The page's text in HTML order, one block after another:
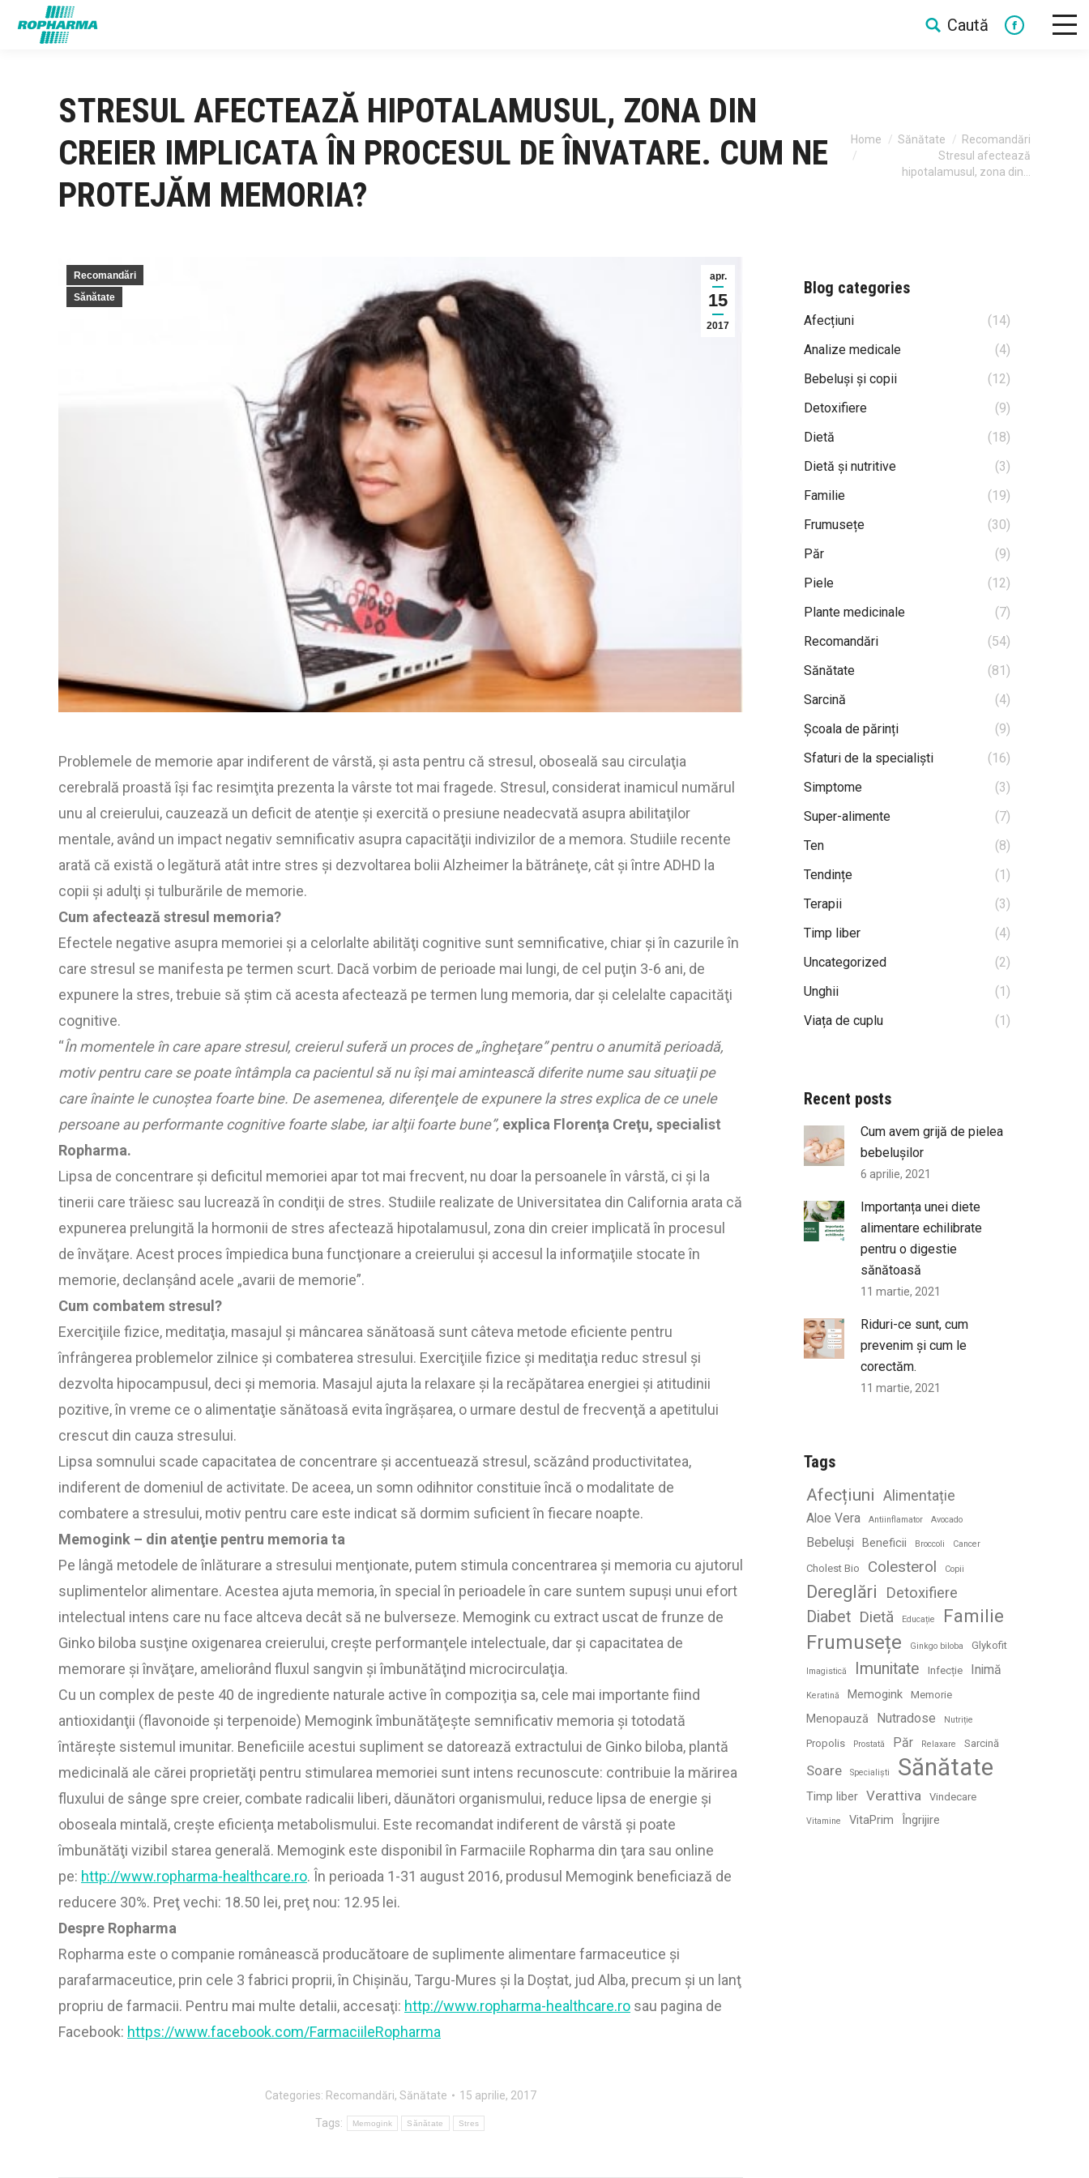
Search:
Caută Facebook
STRESUL AFECTEAZĂ HIPOTALAMUSUL, ZONA DIN
CREIER IMPLICATA ÎN PROCESUL DE ÎNVATARE. CUM NE
PROTEJĂM MEMORIA?
You are here:
Home Sănătate
Recomandări
Stresul afectează
hipotalamusul, zona din…
apr.
15
2017
Recomandări
Sănătate
Problemele de memorie apar indiferent de vârstă, şi asta pentru că stresul, oboseală sau circulaţia
cerebrală proastă îşi fac resimţita prezenta la vârste tot mai fragede. Stresul, considerat inamicul numărul
unu al creierului, cauzează un deficit de atenţie şi exercită o presiune neadecvată asupra abilitaţilor
mentale, având un impact negativ semnificativ asupra capacităţii indivizilor de a memora. Studiile recente
arată că există o legătură atât intre stres şi dezvoltarea bolii Alzheimer la bătrâneţe, cât şi între ADHD la
copii şi adulţi şi tulburările de memorie.
Cum afectează stresul memoria?
Efectele negative asupra memoriei şi a celorlalte abilităţi cognitive sunt semnificative, chiar şi în cazurile în
care stresul se manifesta pe termen scurt. Dacă vorbim de perioade mai lungi, de cel puţin 3-6 ani, de
expunere la stres, trebuie să ştim că acesta afectează pe termen lung memoria, dar şi celelalte capacităţi
cognitive.
“În momentele în care apare stresul, creierul suferă un proces de „îngheţare” pentru o anumită perioadă,
motiv pentru care se poate întâmpla ca pacientul să nu îşi mai amintească diferite nume sau situaţii pe
care înainte le cunoştea foarte bine. De asemenea, diferenţele de expunere la stres explica de ce unele
persoane au performante cognitive foarte slabe, iar alţii foarte bune”, explica Florenţa Creţu, specialist
Ropharma.
Lipsa de concentrare şi deficitul memoriei apar tot mai frecvent, nu doar la persoanele în vârstă, ci şi la
tinerii care trăiesc sau lucrează în condiţii de stres. Studiile realizate de Universitatea din California arata că
expunerea prelungită la hormonii de stres afectează hipotalamusul, zona din creier implicată în procesul
de învăţare. Acest proces împiedica buna funcţionare a creierului şi accesul la informaţiile stocate în
memorie, declanşând acele „avarii de memorie”.
Cum combatem stresul?
Exerciţiile fizice, meditaţia, masajul şi mâncarea sănătoasă sunt câteva metode eficiente pentru
înfrângerea problemelor zilnice şi combaterea stresului. Exerciţiile fizice şi meditaţia reduc stresul şi
dezvolta hipocampusul, deci şi memoria. Masajul ajuta la relaxare şi la recăpătarea energiei şi atitudinii
pozitive, în vreme ce o alimentaţie sănătoasă evita îngrăşarea, o urmare destul de frecvenţă a apetitului
crescut din cauza stresului.
Lipsa somnului scade capacitatea de concentrare şi accentuează stresul, scăzând productivitatea,
indiferent de domeniul de activitate. De aceea, un somn odihnitor constituie încă o modalitate de
combatere a stresului, motiv pentru care este indicat să dormim suficient în fiecare noapte.
Memogink – din atenţie pentru memoria ta
Pe lângă metodele de înlăturare a stresului menţionate, putem stimula concentrarea şi memoria cu ajutorul
suplimentelor alimentare. Acestea ajuta memoria, în special în perioadele în care suntem supuşi unui efort
intelectual intens care nu face altceva decât să ne bulverseze. Memogink cu extract uscat de frunze de
Ginko biloba susţine oxigenarea creierului, creşte performanţele intelectuale, dar şi capacitatea de
memorare şi învăţare, ameliorând fluxul sangvin şi îmbunătăţind microcirculaţia.
Cu un complex de peste 40 de ingrediente naturale active în compoziţia sa, cele mai importante fiind
antioxidanţii (flavonoide şi terpenoide) Memogink îmbunătăţeşte semnificativ memoria şi totodată
întăreşte sistemul imunitar. Beneficiile acestui supliment se datorează extractului de Ginko biloba, plantă
medicinală ale cărei proprietăţi pentru stimularea memoriei sunt intens recunoscute: contribuie la mărirea
fluxului de sânge spre creier, combate radicalii liberi, dăunători organismului, reduce lipsa de energie şi
oboseala mintală, creşte eficienţa metabolismului. Este recomandat indiferent de vârstă şi poate
îmbunătăţi vizibil starea generală. Memogink este disponibil în Farmaciile Ropharma din ţara sau online
pe: http://www.ropharma-healthcare.ro. În perioada 1-31 august 2016, produsul Memogink beneficiază de
reducere 30%. Preţ vechi: 18.50 lei, preţ nou: 12.95 lei.
Despre Ropharma
Ropharma este o companie românească producătoare de suplimente alimentare farmaceutice şi
parafarmaceutice, prin cele 3 fabrici proprii, în Chişinău, Targu-Mures şi la Doştat, jud Alba, precum şi un lanţ
propriu de farmacii. Pentru mai multe detalii, accesaţi: http://www.ropharma-healthcare.ro sau pagina de
Facebook: https://www.facebook.com/FarmaciileRopharma
Categories: Recomandări, Sănătate 15 aprilie, 2017
Tags: Memogink Sănătate Stres
Blog categories
Afecțiuni
(14)
Analize medicale
(4)
Bebeluși și copii
(12)
Detoxifiere
(9)
Dietă
(18)
Dietă și nutritive
(3)
Familie
(19)
Frumusețe
(30)
Păr
(9)
Piele
(12)
Plante medicinale
(7)
Recomandări
(54)
Sănătate
(81)
Sarcină
(4)
Școala de părinți
(9)
Sfaturi de la specialiști
(16)
Simptome
(3)
Super-alimente
(7)
Ten
(8)
Tendințe
(1)
Terapii
(3)
Timp liber
(4)
Uncategorized
(2)
Unghii
(1)
Viața de cuplu
(1)
Recent posts
Cum avem grijă de pielea
bebelușilor
6 aprilie, 2021
Importanța unei diete
alimentare echilibrate
pentru o digestie
sănătoasă
11 martie, 2021
Riduri-ce sunt, cum
prevenim și cum le
corectăm.
11 martie, 2021
Tags
Afecțiuni Alimentație
Aloe Vera Antiinflamator Avocado
Bebeluși Beneficii Broccoli Cancer
Cholest Bio Colesterol Copii
Dereglări Detoxifiere
Diabet Dietă Educație Familie
Frumusețe Ginkgo biloba Glykofit
Imagistică Imunitate Infecție Inimă
Keratină Memogink Memorie
Menopauză Nutradose Nutriție
Propolis Prostată Păr Relaxare Sarcină
Soare Specialiști Sănătate
Timp liber Verattiva Vindecare
Vitamine VitaPrim Îngrijire